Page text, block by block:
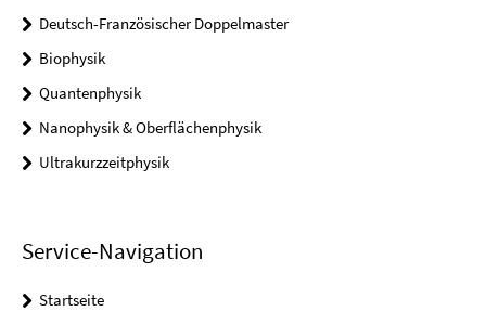
Deutsch-Französischer Doppelmaster
Biophysik
Quantenphysik
Nanophysik & Oberflächenphysik
Ultrakurzzeitphysik
Service-Navigation
Startseite